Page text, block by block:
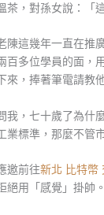
茶，對孫女說：「
陳這幾年一直在推
百多位學員的面
來，捧著筆電請教
我，七十歲了為
業標準，那麼不管
邀前往新北 比特幣
絕用「感覺」掛帥